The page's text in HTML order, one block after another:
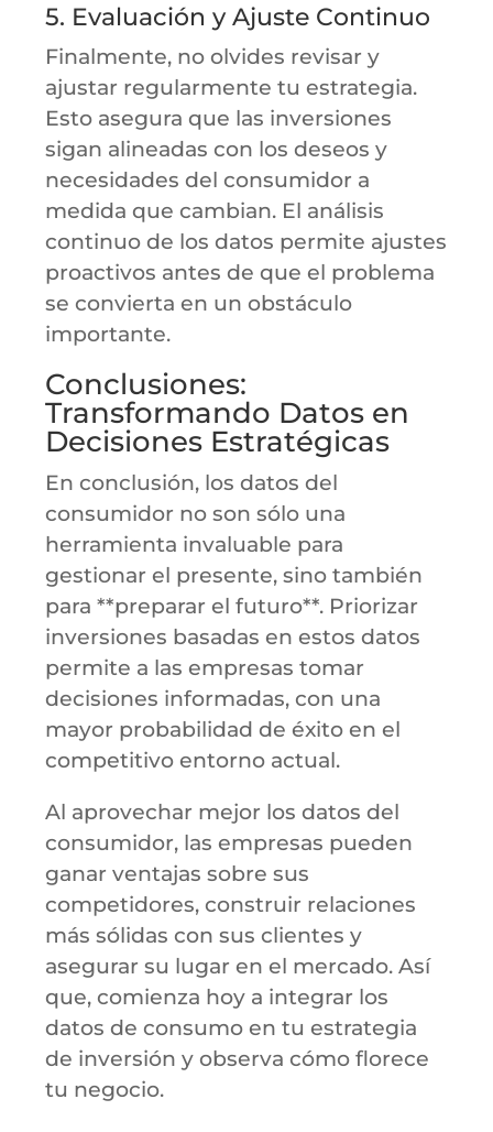
5. Evaluación y Ajuste Continuo
Finalmente, no olvides revisar y
ajustar regularmente tu estrategia.
Esto asegura que las inversiones
sigan alineadas con los deseos y
necesidades del consumidor a
medida que cambian. El análisis
continuo de los datos permite ajustes
proactivos antes de que el problema
se convierta en un obstáculo
importante.
Conclusiones:
Transformando Datos en
Decisiones Estratégicas
En conclusión, los datos del
consumidor no son sólo una
herramienta invaluable para
gestionar el presente, sino también
para **preparar el futuro**. Priorizar
inversiones basadas en estos datos
permite a las empresas tomar
decisiones informadas, con una
mayor probabilidad de éxito en el
competitivo entorno actual.
Al aprovechar mejor los datos del
consumidor, las empresas pueden
ganar ventajas sobre sus
competidores, construir relaciones
más sólidas con sus clientes y
asegurar su lugar en el mercado. Así
que, comienza hoy a integrar los
datos de consumo en tu estrategia
de inversión y observa cómo florece
tu negocio.